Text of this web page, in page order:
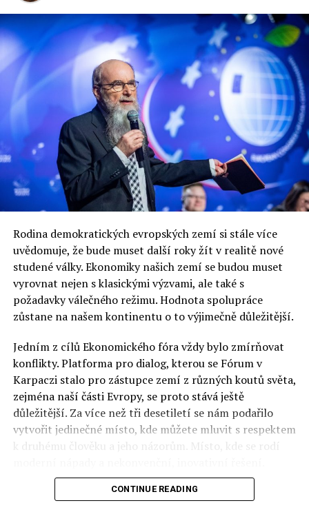
Rodina demokratických evropských zemí si stále více
uvědomuje, že bude muset další roky žít v realitě nové
studené války. Ekonomiky našich zemí se budou muset
vyrovnat nejen s klasickými výzvami, ale také s
požadavky válečného režimu. Hodnota spolupráce
zůstane na našem kontinentu o to výjimečně důležitější.
Jedním z cílů Ekonomického fóra vždy bylo zmírňovat
konflikty. Platforma pro dialog, kterou se Fórum v
Karpaczi stalo pro zástupce zemí z různých koutů světa,
zejména naší části Evropy, se proto stává ještě
důležitější. Za více než tři desetiletí se nám podařilo
vytvořit jedinečné místo, kde můžete mluvit s respektem
k druhému člověku a jeho názorům. Místo, kde se rodí
Polsko musí mít instituce, jejichž horizont činnosti je
CONTINUE READING